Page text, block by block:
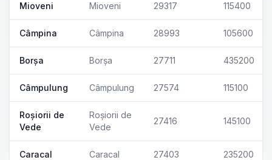
Mioveni Mioveni 29317 115400
Câmpina Câmpina 28993 105600
Borșa Borșa 27711 435200
Câmpulung Câmpulung 27574 115100
Roșiorii de
Vede
Roșiorii de
Vede
27416 145100
Caracal Caracal 27403 235200